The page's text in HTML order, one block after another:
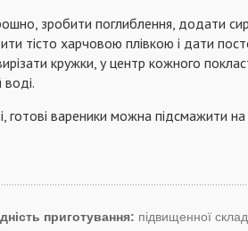
зробити поглиблення, додати
тісто харчовою плівкою і дати
кружки, у центр кожного
воді.
готові вареники можна підсмажити
приготування: підвищенної